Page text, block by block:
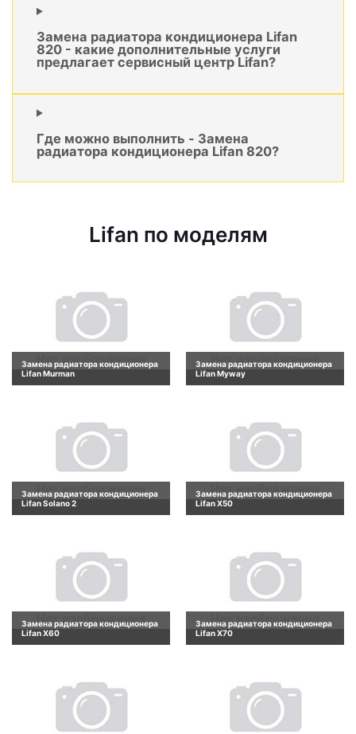
Замена радиатора кондиционера Lifan
820 - какие дополнительные услуги
предлагает сервисный центр Lifan?
Где можно выполнить - Замена
радиатора кондиционера Lifan 820?
Lifan по моделям
Замена радиатора кондиционера
Lifan Murman
Замена радиатора кондиционера
Lifan Myway
Замена радиатора кондиционера
Lifan Solano 2
Замена радиатора кондиционера
Lifan X50
Замена радиатора кондиционера
Lifan X60
Замена радиатора кондиционера
Lifan X70